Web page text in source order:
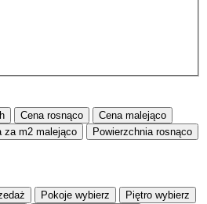
Cenarosnąco Cenamalejąco
za m2 malejąco Powierzchniarosnąco
Pokoje wybierz Piętro wybierz